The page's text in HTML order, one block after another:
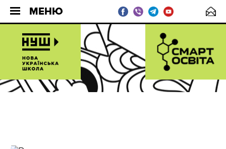
МЕНЮ